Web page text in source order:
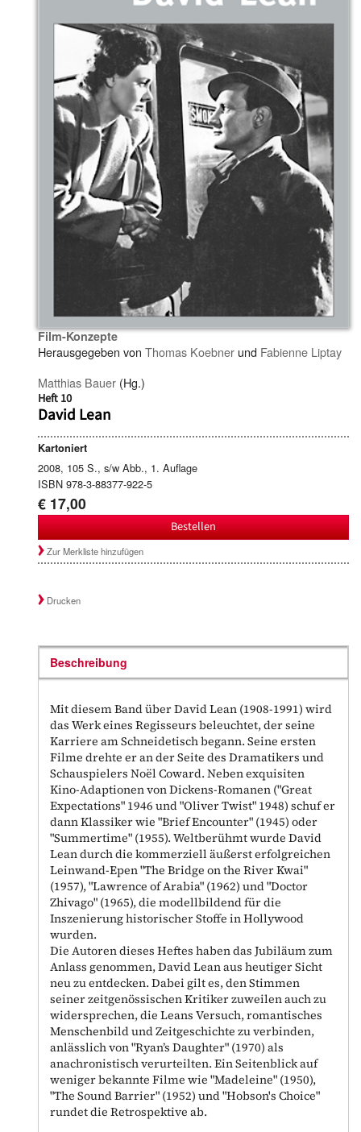
Film-Konzepte
Herausgegeben von Thomas Koebner und Fabienne Liptay
Matthias Bauer (Hg.)
Heft 10
David Lean
Kartoniert
2008, 105 S., s/w Abb., 1. Auflage
ISBN 978-3-88377-922-5
€ 17,00
Bestellen
Zur Merkliste hinzufügen
Drucken
Beschreibung
Mit diesem Band über David Lean (1908-1991) wird
das Werk eines Regisseurs beleuchtet, der seine
Karriere am Schneidetisch begann. Seine ersten
Filme drehte er an der Seite des Dramatikers und
Schauspielers Noël Coward. Neben exquisiten
Kino-Adaptionen von Dickens-Romanen ("Great
Expectations" 1946 und "Oliver Twist" 1948) schuf er
dann Klassiker wie "Brief Encounter" (1945) oder
"Summertime" (1955). Weltberühmt wurde David
Lean durch die kommerziell äußerst erfolgreichen
Leinwand-Epen "The Bridge on the River Kwai"
(1957), "Lawrence of Arabia" (1962) und "Doctor
Zhivago" (1965), die modellbildend für die
Inszenierung historischer Stoffe in Hollywood
wurden.
Die Autoren dieses Heftes haben das Jubiläum zum
Anlass genommen, David Lean aus heutiger Sicht
neu zu entdecken. Dabei gilt es, den Stimmen
seiner zeitgenössischen Kritiker zuweilen auch zu
widersprechen, die Leans Versuch, romantisches
Menschenbild und Zeitgeschichte zu verbinden,
anlässlich von "Ryan’s Daughter" (1970) als
anachronistisch verurteilten. Ein Seitenblick auf
weniger bekannte Filme wie "Madeleine" (1950),
"The Sound Barrier" (1952) und "Hobson's Choice"
rundet die Retrospektive ab.